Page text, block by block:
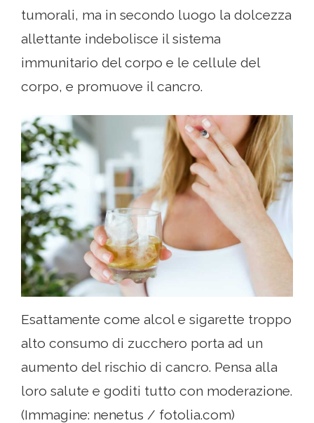
tumorali, ma in secondo luogo la dolcezza
allettante indebolisce il sistema
immunitario del corpo e le cellule del
corpo, e promuove il cancro.
Esattamente come alcol e sigarette troppo
alto consumo di zucchero porta ad un
aumento del rischio di cancro. Pensa alla
loro salute e goditi tutto con moderazione.
(Immagine: nenetus / fotolia.com)